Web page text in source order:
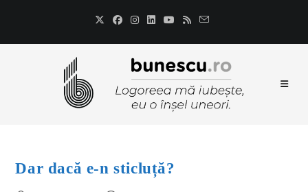
Dar dacă e-n sticluță?